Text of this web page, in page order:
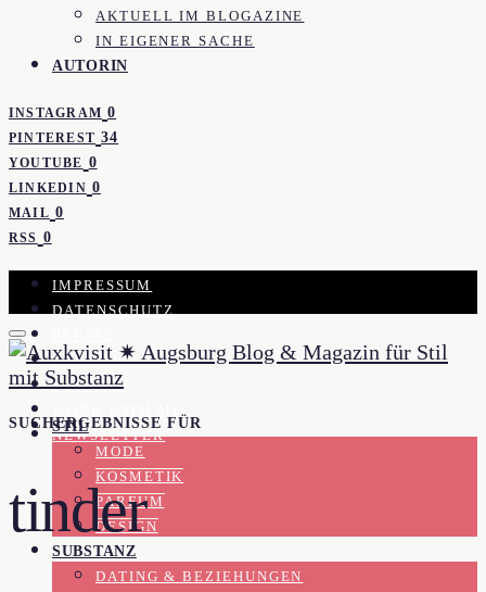
AKTUELL IM BLOGAZINE
IN EIGENER SACHE
AUTORIN
INSTAGRAM 0
PINTEREST 34
YOUTUBE 0
LINKEDIN 0
MAIL 0
RSS 0
IMPRESSUM
DATENSCHUTZ
KOOPERATION
KONTAKT
NEWSLETTER
STIL
MODE
KOSMETIK
PARFUM
DESIGN
SUBSTANZ
DATING & BEZIEHUNGEN
SUCHERGEBNISSE FÜR
tinder